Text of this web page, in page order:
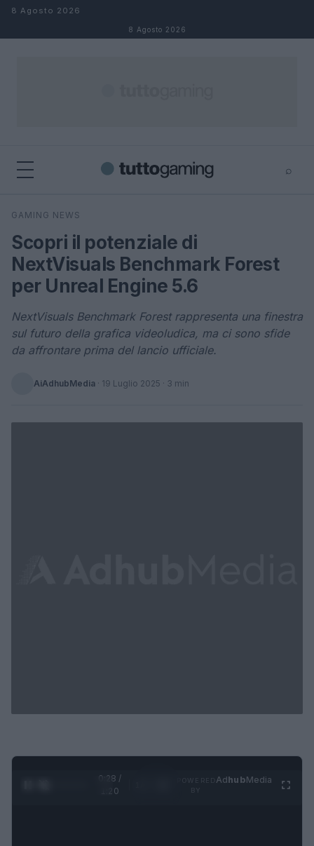
Salta al contenuto
8 Agosto 2026
8 Agosto 2026
⌕
Cerca
GAMING NEWS
Scopri il potenziale di
NextVisuals Benchmark Forest
per Unreal Engine 5.6
NextVisuals Benchmark Forest rappresenta una finestra
sul futuro della grafica videoludica, ma ci sono sfide
da affrontare prima del lancio ufficiale.
AiAdhubMedia · 19 Luglio 2025 · 3 min
0:29 /
1:20
AdhubMedia